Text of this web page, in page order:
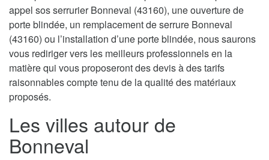
appel sos serrurier Bonneval (43160), une ouverture de
porte blindée, un remplacement de serrure Bonneval
(43160) ou l’installation d’une porte blindée, nous saurons
vous rediriger vers les meilleurs professionnels en la
matière qui vous proposeront des devis à des tarifs
raisonnables compte tenu de la qualité des matériaux
proposés.
Les villes autour de
Bonneval